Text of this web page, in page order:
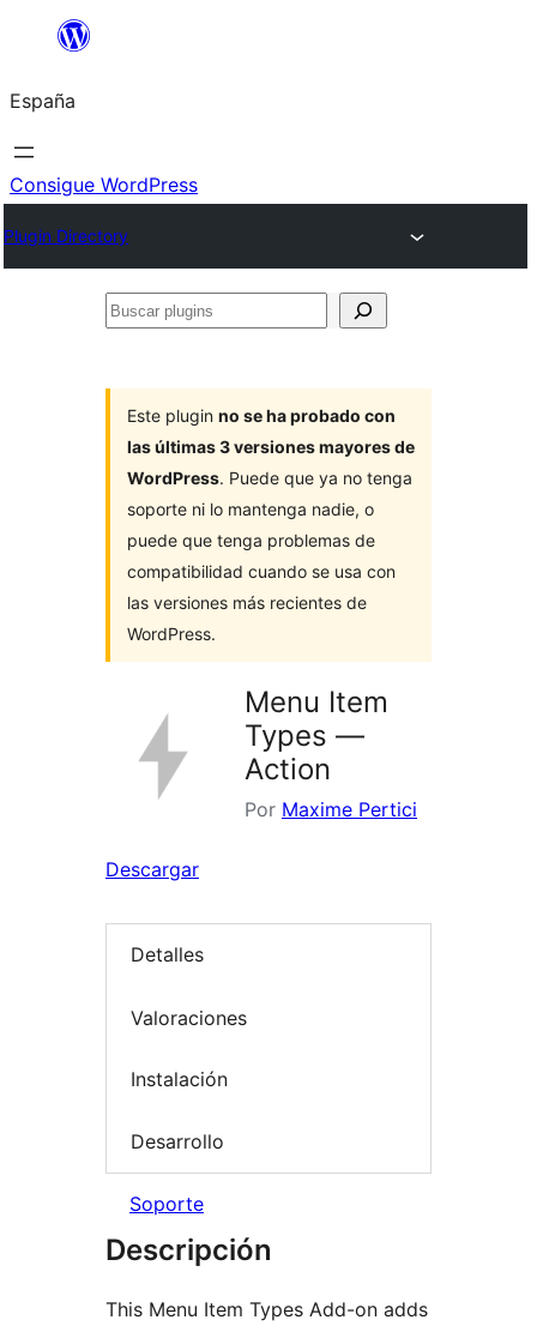
Saltar
contenido
España
Consigue WordPress
Plugin Directory
Buscar
Este plugin no se ha probado con
las últimas 3 versiones mayores de
WordPress. Puede que ya no tenga
soporte ni lo mantenga nadie, o
puede que tenga problemas de
compatibilidad cuando se usa con
las versiones más recientes de
WordPress.
Menu Item
Types —
Action
Por Maxime Pertici
Descargar
Detalles
Valoraciones
Instalación
Desarrollo
Soporte
Descripción
This Menu Item Types Add-on adds